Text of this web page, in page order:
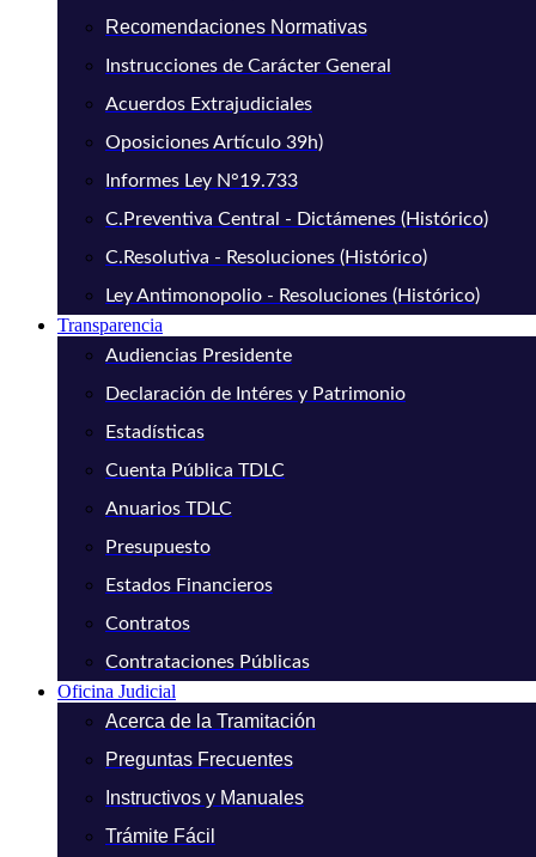
Recomendaciones Normativas
Instrucciones de Carácter General
Acuerdos Extrajudiciales
Oposiciones Artículo 39h)
Informes Ley N°19.733
C.Preventiva Central - Dictámenes (Histórico)
C.Resolutiva - Resoluciones (Histórico)
Ley Antimonopolio - Resoluciones (Histórico)
Transparencia
Audiencias Presidente
Declaración de Intéres y Patrimonio
Estadísticas
Cuenta Pública TDLC
Anuarios TDLC
Presupuesto
Estados Financieros
Contratos
Contrataciones Públicas
Oficina Judicial
Acerca de la Tramitación
Preguntas Frecuentes
Instructivos y Manuales
Trámite Fácil